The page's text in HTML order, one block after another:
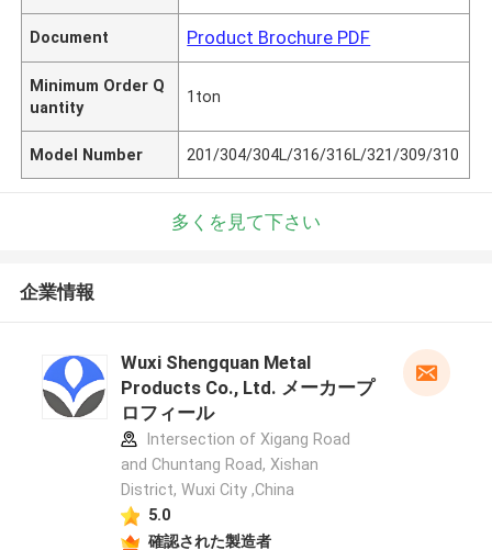
Document Product Brochure PDF
Minimum Order Q
uantity
1ton
Model Number 201/304/304L/316/316L/321/309/310
多くを見て下さい
企業情報
Wuxi Shengquan Metal
Products Co., Ltd. メーカープ
ロフィール
Intersection of Xigang Road
and Chuntang Road, Xishan
District, Wuxi City ,China
5.0
確認された製造者